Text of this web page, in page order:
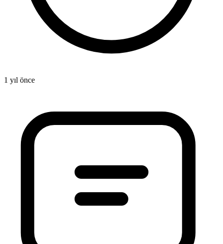
1 yıl önce